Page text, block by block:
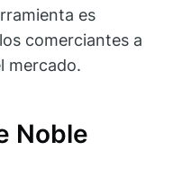
es
comerciantes a
mercado.
Noble